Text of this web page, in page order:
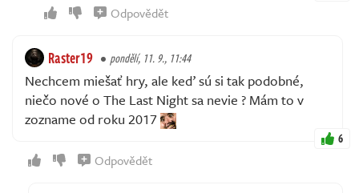
Odpovědět
Raster19 pondělí, 11. 9., 11:44
Nechcem miešať hry, ale keď sú si tak podobné,
niečo nové o The Last Night sa nevie ? Mám to v
zozname od roku 2017
6
Odpovědět